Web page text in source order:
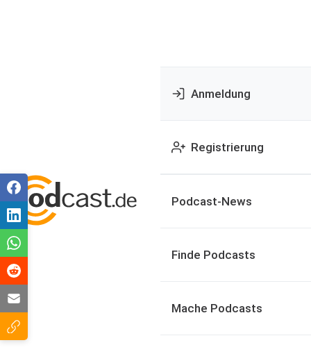
Anmeldung
Registrierung
Podcast-News
Finde Podcasts
Mache Podcasts